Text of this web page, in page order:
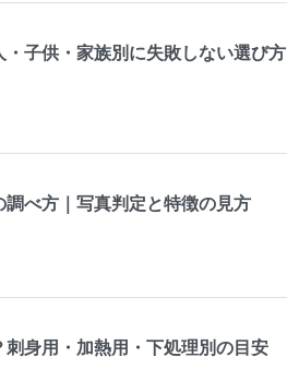
子供・家族別に失敗しない選び方
べ方｜写真判定と特徴の見方
身用・加熱用・下処理別の目安